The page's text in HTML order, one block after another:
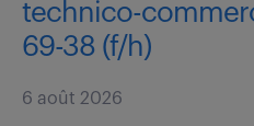
technico-
69-38 (f/h)
6 août 2026